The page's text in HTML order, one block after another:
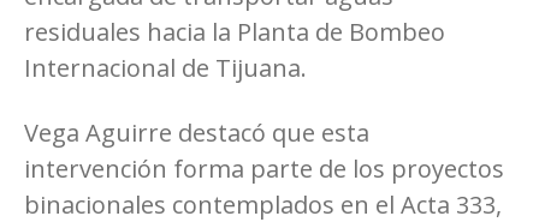
residuales hacia la Planta de Bombeo
Internacional de Tijuana.
Vega Aguirre destacó que esta
intervención forma parte de los proyectos
binacionales contemplados en el Acta 333,